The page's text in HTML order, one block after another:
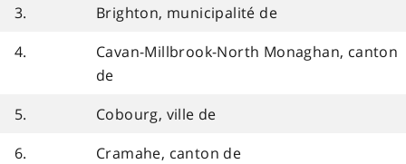
3.
Brighton, municipalité de
4.
Cavan-Millbrook-North Monaghan, canton
de
5.
Cobourg, ville de
6.
Cramahe, canton de